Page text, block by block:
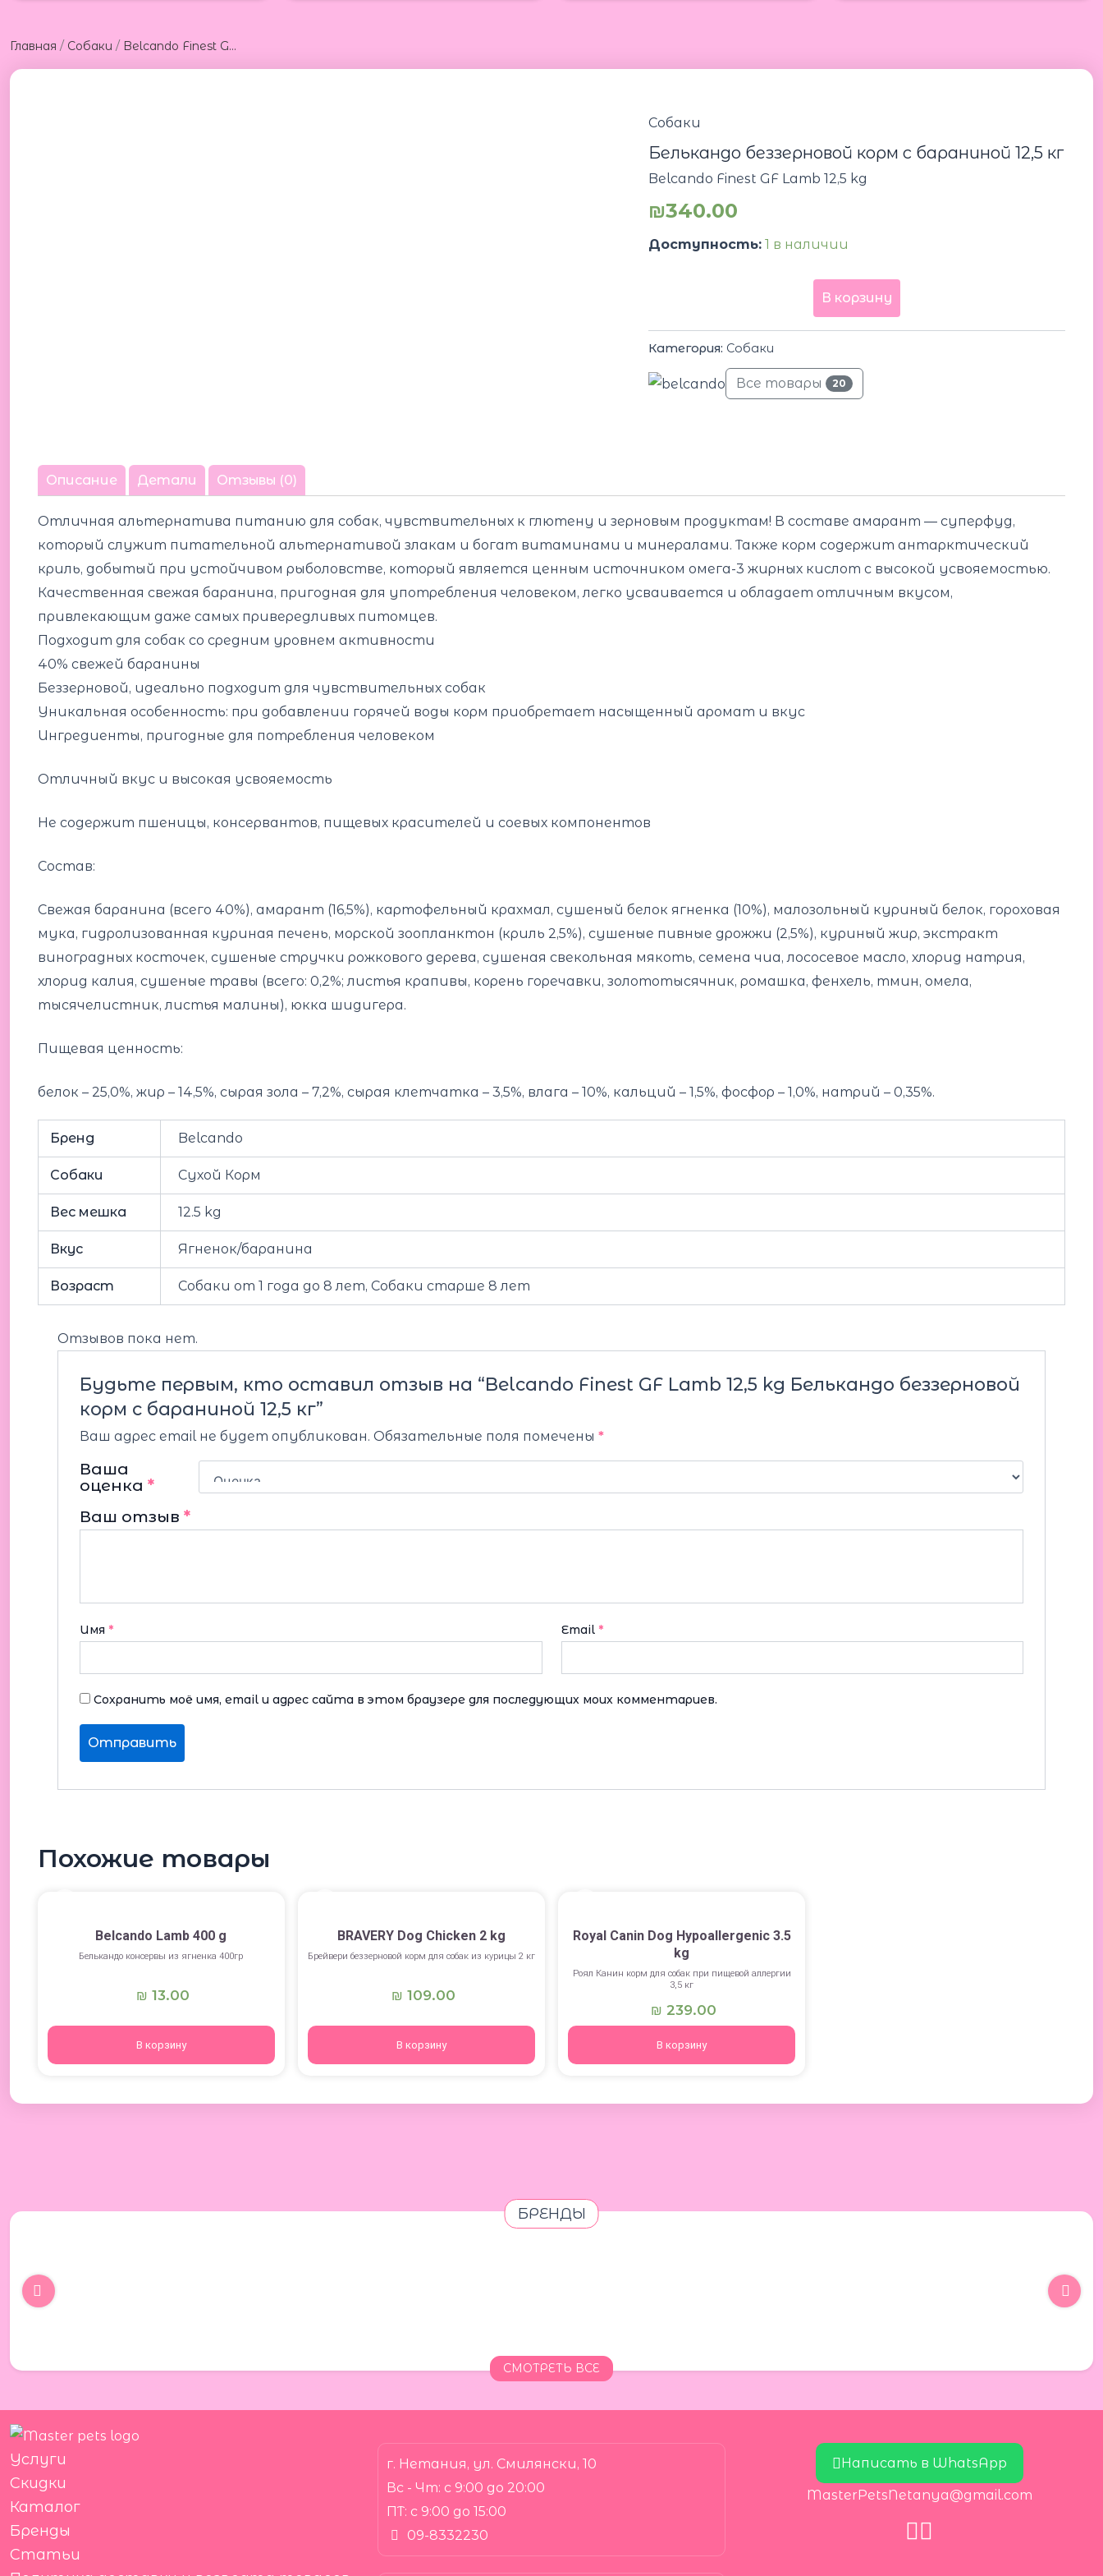
Главная / Собаки / Belcando Finest GF Lamb 12,5 kg Белькандо беззерновой корм с бараниной 12,5 кг
Собаки
Белькандо беззерновой корм с бараниной 12,5 кг
Belcando Finest GF Lamb 12,5 kg
₪340.00
Доступность: 1 в наличии
Lamb
12,5
корм
12,5
кг
В корзину
Категория: Собаки
Все товары 20
Описание Детали Отзывы (0)
Отличная альтернатива питанию для собак, чувствительных к глютену и зерновым продуктам! В составе амарант — суперфуд,
который служит питательной альтернативой злакам и богат витаминами и минералами. Также корм содержит антарктический
криль, добытый при устойчивом рыболовстве, который является ценным источником омега-3 жирных кислот с высокой усвояемостью.
Качественная свежая баранина, пригодная для употребления человеком, легко усваивается и обладает отличным вкусом,
привлекающим даже самых привередливых питомцев.
Подходит для собак со средним уровнем активности
40% свежей баранины
Беззерновой, идеально подходит для чувствительных собак
Уникальная особенность: при добавлении горячей воды корм приобретает насыщенный аромат и вкус
Ингредиенты, пригодные для потребления человеком
Отличный вкус и высокая усвояемость
Не содержит пшеницы, консервантов, пищевых красителей и соевых компонентов
Состав:
Свежая баранина (всего 40%), амарант (16,5%), картофельный крахмал, сушеный белок ягненка (10%), малозольный куриный белок, гороховая
мука, гидролизованная куриная печень, морской зоопланктон (криль 2,5%), сушеные пивные дрожжи (2,5%), куриный жир, экстракт
виноградных косточек, сушеные стручки рожкового дерева, сушеная свекольная мякоть, семена чиа, лососевое масло, хлорид натрия,
хлорид калия, сушеные травы (всего: 0,2%; листья крапивы, корень горечавки, золототысячник, ромашка, фенхель, тмин, омела,
тысячелистник, листья малины), юкка шидигера.
Пищевая ценность:
белок – 25,0%, жир – 14,5%, сырая зола – 7,2%, сырая клетчатка – 3,5%, влага – 10%, кальций – 1,5%, фосфор – 1,0%, натрий – 0,35%.
Бренд Belcando
Собаки Сухой Корм
Вес мешка 12.5 kg
Вкус Ягненок/баранина
Возраст Собаки от 1 года до 8 лет, Собаки старше 8 лет
Отзывов пока нет.
Будьте первым, кто оставил отзыв на “Belcando Finest GF Lamb 12,5 kg Белькандо беззерновой
корм с бараниной 12,5 кг”
Ваш адрес email не будет опубликован. Обязательные поля помечены*
Ваша
оценка*
Ваш отзыв*
Имя * Email *
Сохранить моё имя, email и адрес сайта в этом браузере для последующих моих комментариев.
Похожие товары
Belcando Lamb 400 g
Белькандо консервы из ягненка 400гр
₪ 13.00
В корзину
BRAVERY Dog Chicken 2 kg
Брейвери беззерновой корм для собак из курицы 2 кг
₪ 109.00
В корзину
Royal Canin Dog Hypoallergenic 3.5
kg
Роял Канин корм для собак при пищевой аллергии
3,5 кг
₪ 239.00
В корзину
БРЕНДЫ
СМОТРЕТЬ ВСЕ
г. Нетания, ул. Смилянски, 10
Вс - Чт: с 9:00 до 20:00
ПТ: с 9:00 до 15:00
09-8332230
Написать в WhatsApp
MasterPetsNetanya@gmail.com
Услуги
Скидки
Каталог
Бренды
Статьи